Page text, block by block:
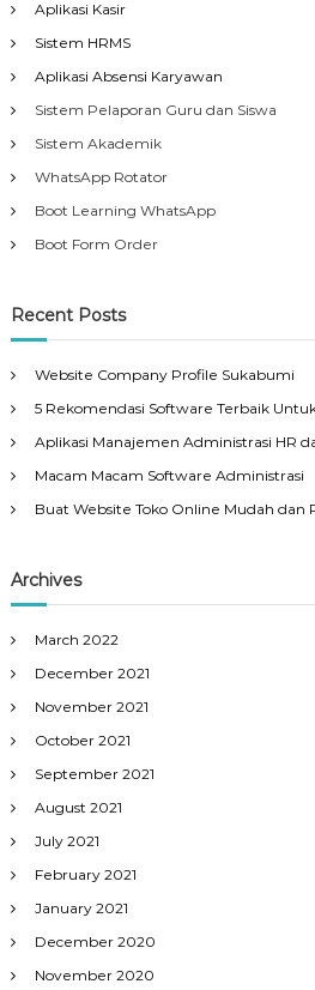
Aplikasi Kasir
Sistem HRMS
Aplikasi Absensi Karyawan
Sistem Pelaporan Guru dan Siswa
Sistem Akademik
WhatsApp Rotator
Boot Learning WhatsApp
Boot Form Order
Recent Posts
Website Company Profile Sukabumi
5 Rekomendasi Software Terbaik
Aplikasi Manajemen Administrasi HR
Macam Macam Software Administrasi
Buat Website Toko Online Mudah dan
Archives
March 2022
December 2021
November 2021
October 2021
September 2021
August 2021
July 2021
February 2021
January 2021
December 2020
November 2020